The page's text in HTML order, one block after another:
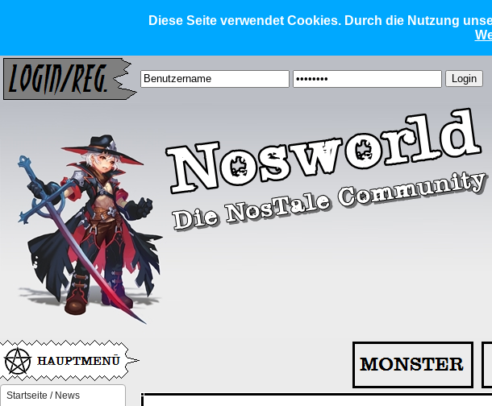
Diese Seite verwendet Cookies. Durch die Nutzung
Startseite / News